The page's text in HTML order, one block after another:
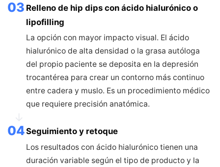
03 Relleno de hip dips con ácido hialurónico o
lipofilling
La opción con mayor impacto visual. El ácido
hialurónico de alta densidad o la grasa autóloga
del propio paciente se deposita en la depresión
trocantérea para crear un contorno más continuo
entre cadera y muslo. Es un procedimiento médico
que requiere precisión anatómica.
↓
04Seguimiento y retoque
Los resultados con ácido hialurónico tienen una
duración variable según el tipo de producto y la